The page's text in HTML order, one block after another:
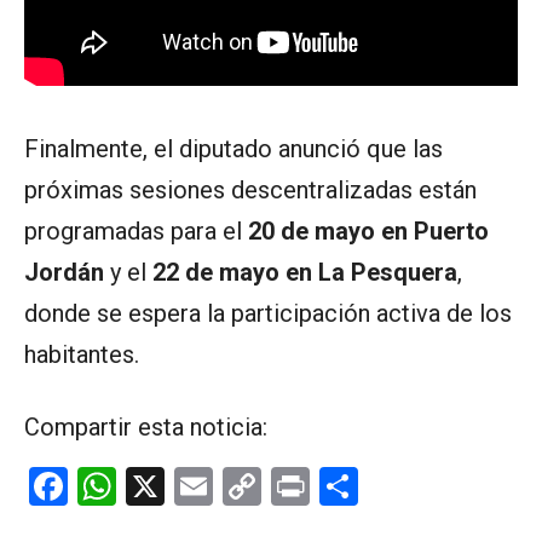
Finalmente, el diputado anunció que las
próximas sesiones descentralizadas están
programadas para el 20 de mayo en Puerto
Jordán y el 22 de mayo en La Pesquera,
donde se espera la participación activa de los
habitantes.
Compartir esta noticia:
F
W
X
E
C
Pr